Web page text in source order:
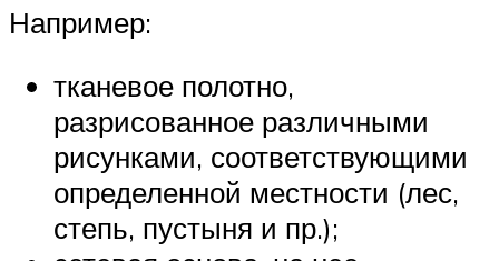
Например:
тканевое полотно,
разрисованное различными
рисунками, соответствующими
определенной местности (лес,
степь, пустыня и пр.);